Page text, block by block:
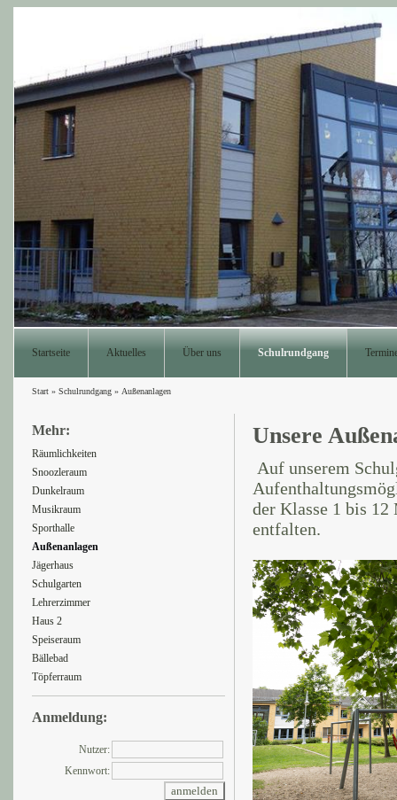
Startseite Aktuelles Über uns Schulrundgang
Start» Schulrundgang» Außenanlagen
Mehr:
Räumlichkeiten
Snoozleraum
Dunkelraum
Musikraum
Sporthalle
Außenanlagen
Jägerhaus
Schulgarten
Lehrerzimmer
Haus 2
Speiseraum
Bällebad
Töpferraum
Anmeldung:
Nutzer:
Kennwort:
Unsere
Auf unserem
der Klasse 1 bis
entfalten.